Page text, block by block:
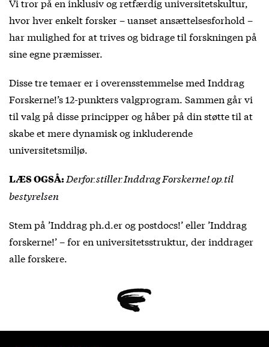
Vi tror på en inklusiv og retfærdig universitetskultur,
hvor hver enkelt forsker – uanset ansættelsesforhold –
har mulighed for at trives og bidrage til forskningen på
sine egne præmisser.
Disse tre temaer er i overensstemmelse med Inddrag
Forskerne!’s 12-punkters valgprogram. Sammen går vi
til valg på disse principper og håber på din støtte til at
skabe et mere dynamisk og inkluderende
universitetsmiljø.
LÆS OGSÅ:Derfor stiller Inddrag Forskerne! op til
bestyrelsen
Stem på ’Inddrag ph.d.er og postdocs!’ eller ’Inddrag
forskerne!’ – for en universitetsstruktur, der inddrager
alle forskere.